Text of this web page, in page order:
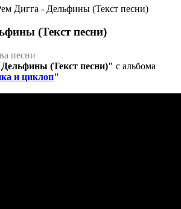
Дигга - Дельфины (Текст песни)
(Текст песни)
песни
(Текст песни)" с альбома
и циклоп"